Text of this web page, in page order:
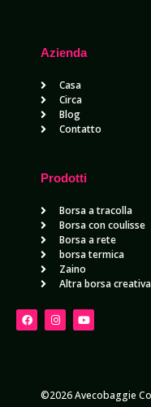
Azienda
Casa
Circa
Blog
Contatto
Prodotti
Borsa a tracolla
Borsa con coulisse
Borsa a rete
borsa termica
Zaino
Altra borsa creativa
©2026 Avecobaggie